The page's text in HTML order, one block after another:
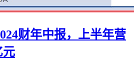
财年中报，上半年营
元